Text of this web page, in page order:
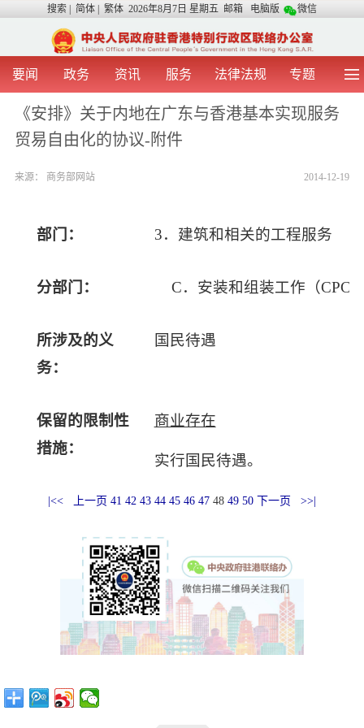
搜索 简体 繁体 2026年8月7日 星期五 邮箱 电脑版 微信
要闻 政务 资讯 服务 法律法规 专题
首 页 图 片 视 频 中央声音
我办动态 两地交流
办证指引
《安排》关于内地在广东与香港基本实现服务
贸易自由化的协议-附件
2014-12-19
来源： 商务部网站
部门： 3．建筑和相关的工程服务
分部门： C．安装和组装工作（
所涉及的义
务：
国民待遇
保留的限制性
措施：
商业存在
实行国民待遇。
|<< 上一页 41 42 43 44 45 46 47 48 49 50 下一页 >>|